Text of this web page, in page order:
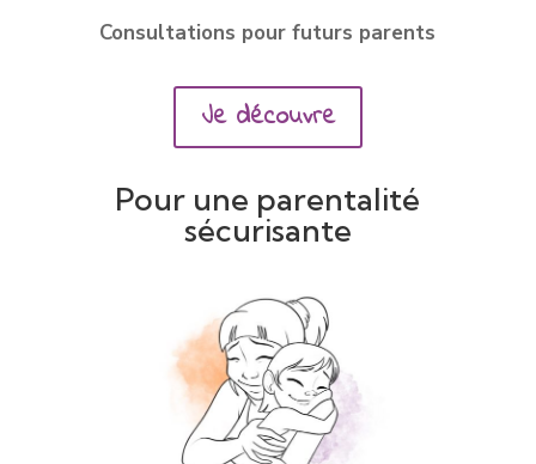
Consultations pour futurs parents
Je découvre
Pour une parentalité
sécurisante